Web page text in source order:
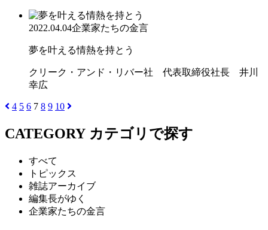
2022.04.04企業家たちの金言
夢を叶える情熱を持とう
クリーク・アンド・リバー社 代表取締役社長 井川
幸広
4 5 6 7 8 9 10
CATEGORY カテゴリで探す
すべて
トピックス
雑誌アーカイブ
編集長がゆく
企業家たちの金言